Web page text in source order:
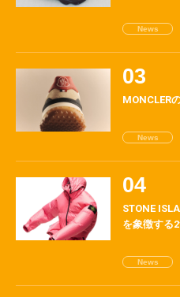
News
MONCLER
News
STONE
を象徴する
News